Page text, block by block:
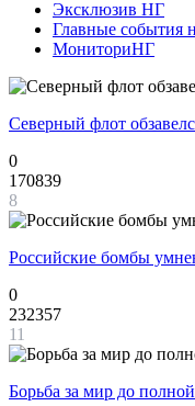
Эксклюзив НГ
Главные события
МониториНГ
Северный флот
0
170839
8
Российские бомбы
0
232357
11
Борьба за мир до